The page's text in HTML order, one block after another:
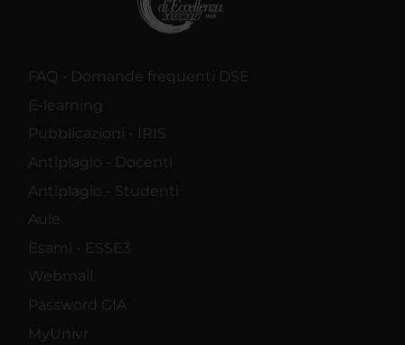
FAQ - Domande frequenti DSE
E-learning
Pubblicazioni - IRIS
Antiplagio - Docenti
Antiplagio - Studenti
Aule
Esami - ESSE3
Webmail
Password GIA
MyUnivr